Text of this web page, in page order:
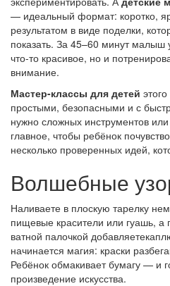
— идеальный формат: коротко,
результатом в виде поделки,
показать. За 45–60 минут малыш
что-то красивое, но и
внимание.
Мастер-классы для детей
простыми, безопасными и с
нужно сложных инструментов
главное, чтобы ребёнок
несколько проверенных идей,
Волшебные
Наливаете в плоскую тарелку
пищевые красители или гуашь, а
ватной палочкой
начинается магия: краски
Ребёнок обмакивает бумагу — и
произведение искусства.